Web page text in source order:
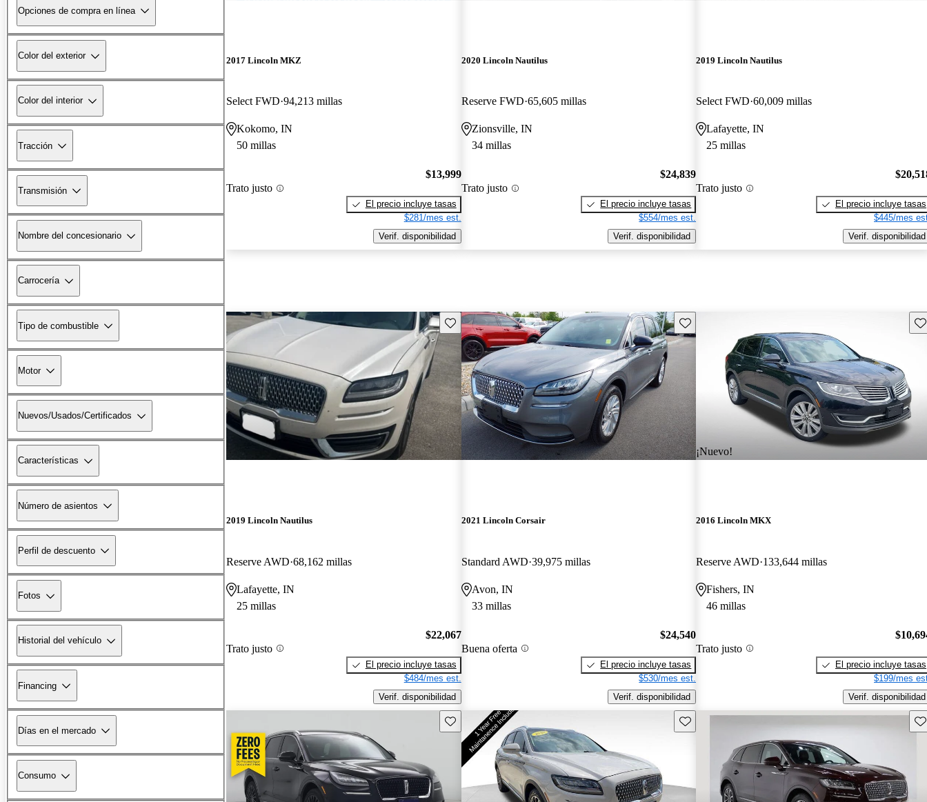
Opciones de compra en línea
Color del exterior
Color del interior
Tracción
Transmisión
Nombre del concesionario
Carrocería
Tipo de combustible
Motor
Nuevos/Usados/Certificados
Características
Número de asientos
Perfil de descuento
Fotos
Historial del vehículo
Financing
Días en el mercado
Consumo
2017 Lincoln MKZ
Select FWD 94,213 millas
Kokomo, IN
50 millas
Trato justo
$13,999
El precio incluye tasas
$281/mes est.
Verif. disponibilidad
2020 Lincoln Nautilus
Reserve FWD 65,605 millas
Zionsville, IN
34 millas
Trato justo
$24,839
El precio incluye tasas
$554/mes est.
Verif. disponibilidad
2019 Lincoln Nautilus
Select FWD 60,009 millas
Lafayette, IN
25 millas
Trato justo
El precio incluye tasas
$445/mes
Verif. disponibilidad
Guarda este Aviso
2019 Lincoln Nautilus
Reserve AWD 68,162 millas
Lafayette, IN
25 millas
Trato justo
$22,067
El precio incluye tasas
$484/mes est.
Verif. disponibilidad
Guarda este Aviso
2021 Lincoln Corsair
Standard AWD 39,975 millas
Avon, IN
33 millas
Buena oferta
$24,540
El precio incluye tasas
$530/mes est.
Verif. disponibilidad
¡Nuevo!
2016 Lincoln MKX
Reserve AWD 133,644 millas
Fishers, IN
46 millas
Trato justo
El precio incluye tasas
$199/mes
Verif. disponibilidad
Guarda este Aviso Guarda este Aviso